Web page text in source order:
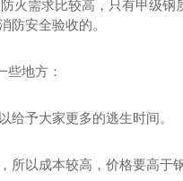
火需求比较高，只有甲级钢
防安全验收的。
地方：
予大家更多的逃生时间。
所以成本较高，价格要高于